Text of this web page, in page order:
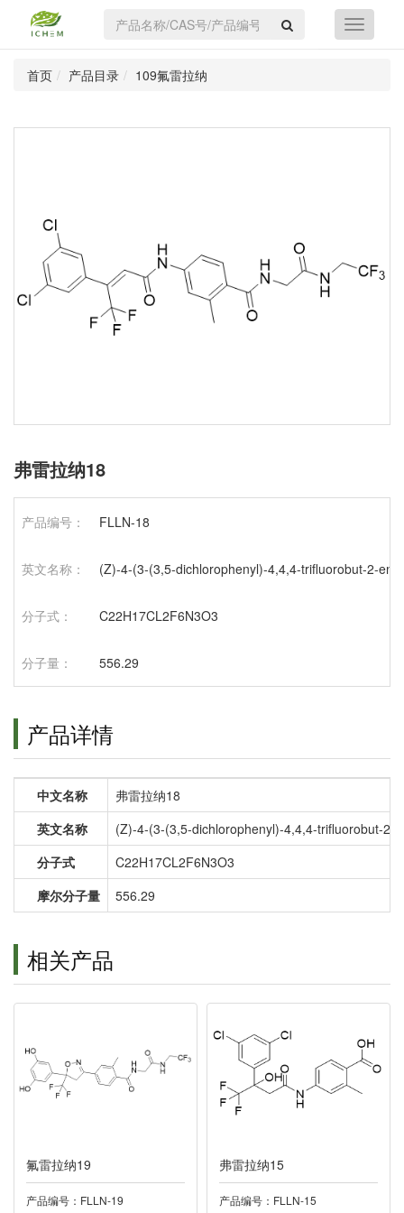
首页 产品目录 109氟雷拉纳
弗雷拉纳18
产品编号： FLLN-18
英文名称： (Z)-4-(3-(3,5-dichlorophenyl)-4,4,4-trifluorobut-2-
分子式： C22H17CL2F6N3O3
分子量： 556.29
产品详情
中文名称
弗雷拉纳18
英文名称
(Z)-4-(3-(3,5-dichlorophenyl)-4,4,4-trifluorobut-
分子式
C22H17CL2F6N3O3
摩尔分子量
556.29
相关产品
氟雷拉纳19
产品编号：FLLN-19
弗雷拉纳15
产品编号：FLLN-15